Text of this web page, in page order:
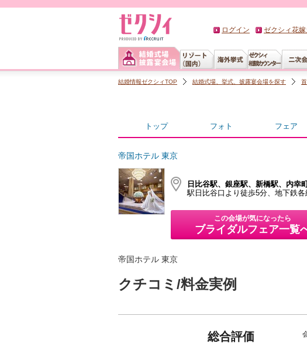
ログイン ゼクシィ花嫁
結婚情報ゼクシィTOP 結婚式場、挙式、披露宴会場を探す
トップ フォト フェア
帝国ホテル 東京
日比谷駅、銀座駅、新橋駅、内
駅日比谷口より徒歩5分、地下鉄
この会場が気になったら
ブライダルフェア一覧
帝国ホテル 東京
クチコミ/料金実例
総合評価